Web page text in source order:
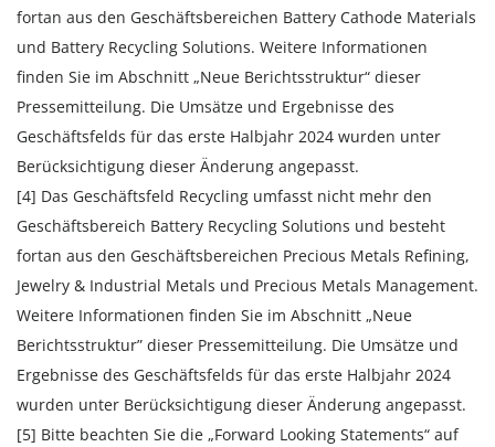
fortan aus den Geschäftsbereichen Battery Cathode Materials
und Battery Recycling Solutions. Weitere Informationen
finden Sie im Abschnitt „Neue Berichtsstruktur“ dieser
Pressemitteilung. Die Umsätze und Ergebnisse des
Geschäftsfelds für das erste Halbjahr 2024 wurden unter
Berücksichtigung dieser Änderung angepasst.
[4] Das Geschäftsfeld Recycling umfasst nicht mehr den
Geschäftsbereich Battery Recycling Solutions und besteht
fortan aus den Geschäftsbereichen Precious Metals Refining,
Jewelry & Industrial Metals und Precious Metals Management.
Weitere Informationen finden Sie im Abschnitt „Neue
Berichtsstruktur” dieser Pressemitteilung. Die Umsätze und
Ergebnisse des Geschäftsfelds für das erste Halbjahr 2024
wurden unter Berücksichtigung dieser Änderung angepasst.
[5] Bitte beachten Sie die „Forward Looking Statements“ auf